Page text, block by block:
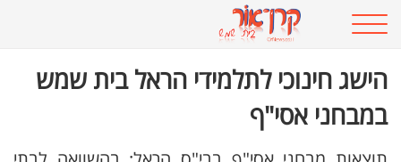
הישג חינוכי לתלמידי הראל בית שמש
במבחני אסי"ף